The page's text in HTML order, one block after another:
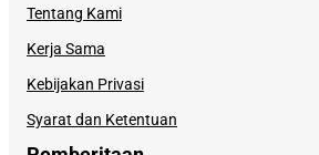
Tentang Kami
Kerja Sama
Kebijakan Privasi
Syarat dan Ketentuan